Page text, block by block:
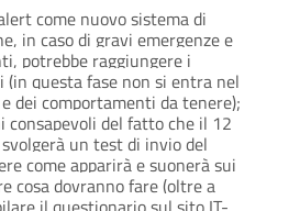
come nuovo sistema di
in caso di gravi emergenze e
potrebbe raggiungere i
questa fase non si entra nel
dei comportamenti da tenere);
del fatto che il 12
un test di invio del
come apparirà e suonerà sui
cosa dovranno fare (oltre a